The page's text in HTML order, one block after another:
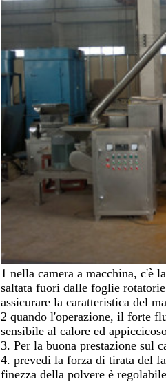
1 nella camera a macchina, c'è
saltata fuori dalle foglie
assicurare la caratteristica del
2 quando l'operazione, il forte
sensibile al calore ed
3. Per la buona prestazione sul
4. prevedi la forza di tirata del
finezza della polvere è